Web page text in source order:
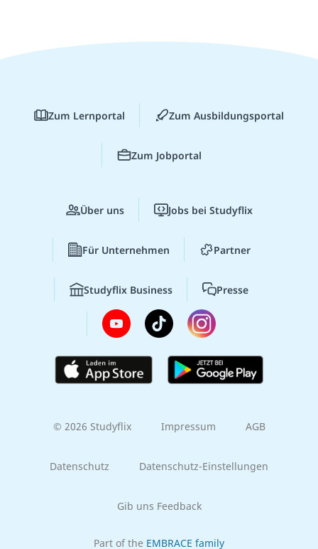
Zum Lernportal Zum Ausbildungsportal
Zum Jobportal
Über uns Jobs bei Studyflix
Für Unternehmen Partner
Studyflix Business Presse
© 2026 Studyflix Impressum AGB
Datenschutz Datenschutz-Einstellungen
Gib uns Feedback
Part of the EMBRACE family